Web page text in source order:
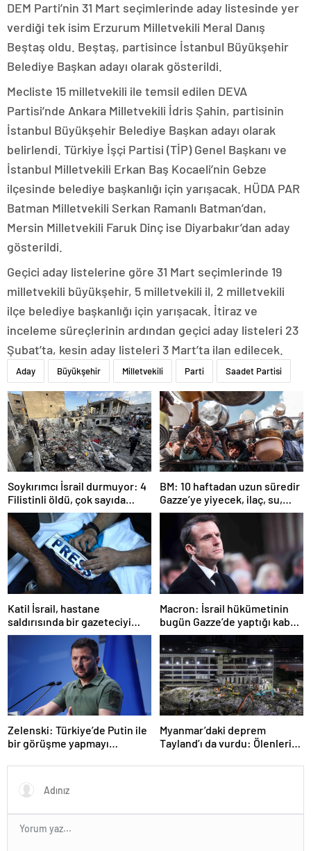
DEM Parti’nin 31 Mart seçimlerinde aday listesinde yer
verdiği tek isim Erzurum Milletvekili Meral Danış
Beştaş oldu. Beştaş, partisince İstanbul Büyükşehir
Belediye Başkan adayı olarak gösterildi.
Mecliste 15 milletvekili ile temsil edilen DEVA
Partisi’nde Ankara Milletvekili İdris Şahin, partisinin
İstanbul Büyükşehir Belediye Başkan adayı olarak
belirlendi. Türkiye İşçi Partisi (TİP) Genel Başkanı ve
İstanbul Milletvekili Erkan Baş Kocaeli’nin Gebze
ilçesinde belediye başkanlığı için yarışacak. HÜDA PAR
Batman Milletvekili Serkan Ramanlı Batman’dan,
Mersin Milletvekili Faruk Dinç ise Diyarbakır’dan aday
gösterildi.
Geçici aday listelerine göre 31 Mart seçimlerinde 19
milletvekili büyükşehir, 5 milletvekili il, 2 milletvekili
ilçe belediye başkanlığı için yarışacak. İtiraz ve
inceleme süreçlerinin ardından geçici aday listeleri 23
Şubat’ta, kesin aday listeleri 3 Mart’ta ilan edilecek.
Aday Büyükşehir Milletvekili Parti Saadet Partisi
Soykırımcı İsrail durmuyor: 4
Filistinli öldü, çok sayıda
yaralı var
BM: 10 haftadan uzun süredir
Gazze’ye yiyecek, ilaç, su,
çadır girmedi
Katil İsrail, hastane
saldırısında bir gazeteciyi
öldürdüğünü itiraf etti
Macron: İsrail hükümetinin
bugün Gazze’de yaptığı kabul
edilemez
Zelenski: Türkiye’de Putin ile
bir görüşme yapmayı
Myanmar’daki deprem
Tayland’ı da vurdu: Ölenlerin